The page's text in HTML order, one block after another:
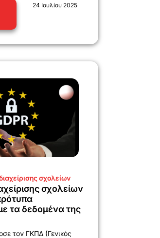
24 Ιουλίου 2025
σχολείων
σχολείων
τα δεδομένα της
τον ΓΚΠΔ (Γενικός